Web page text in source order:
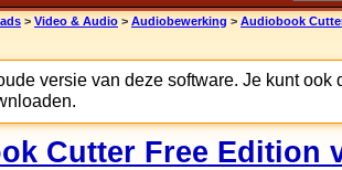
> Video & Audio > Audiobewerking > Audiobook
versie van deze software. Je kunt ook
Cutter Free Edition